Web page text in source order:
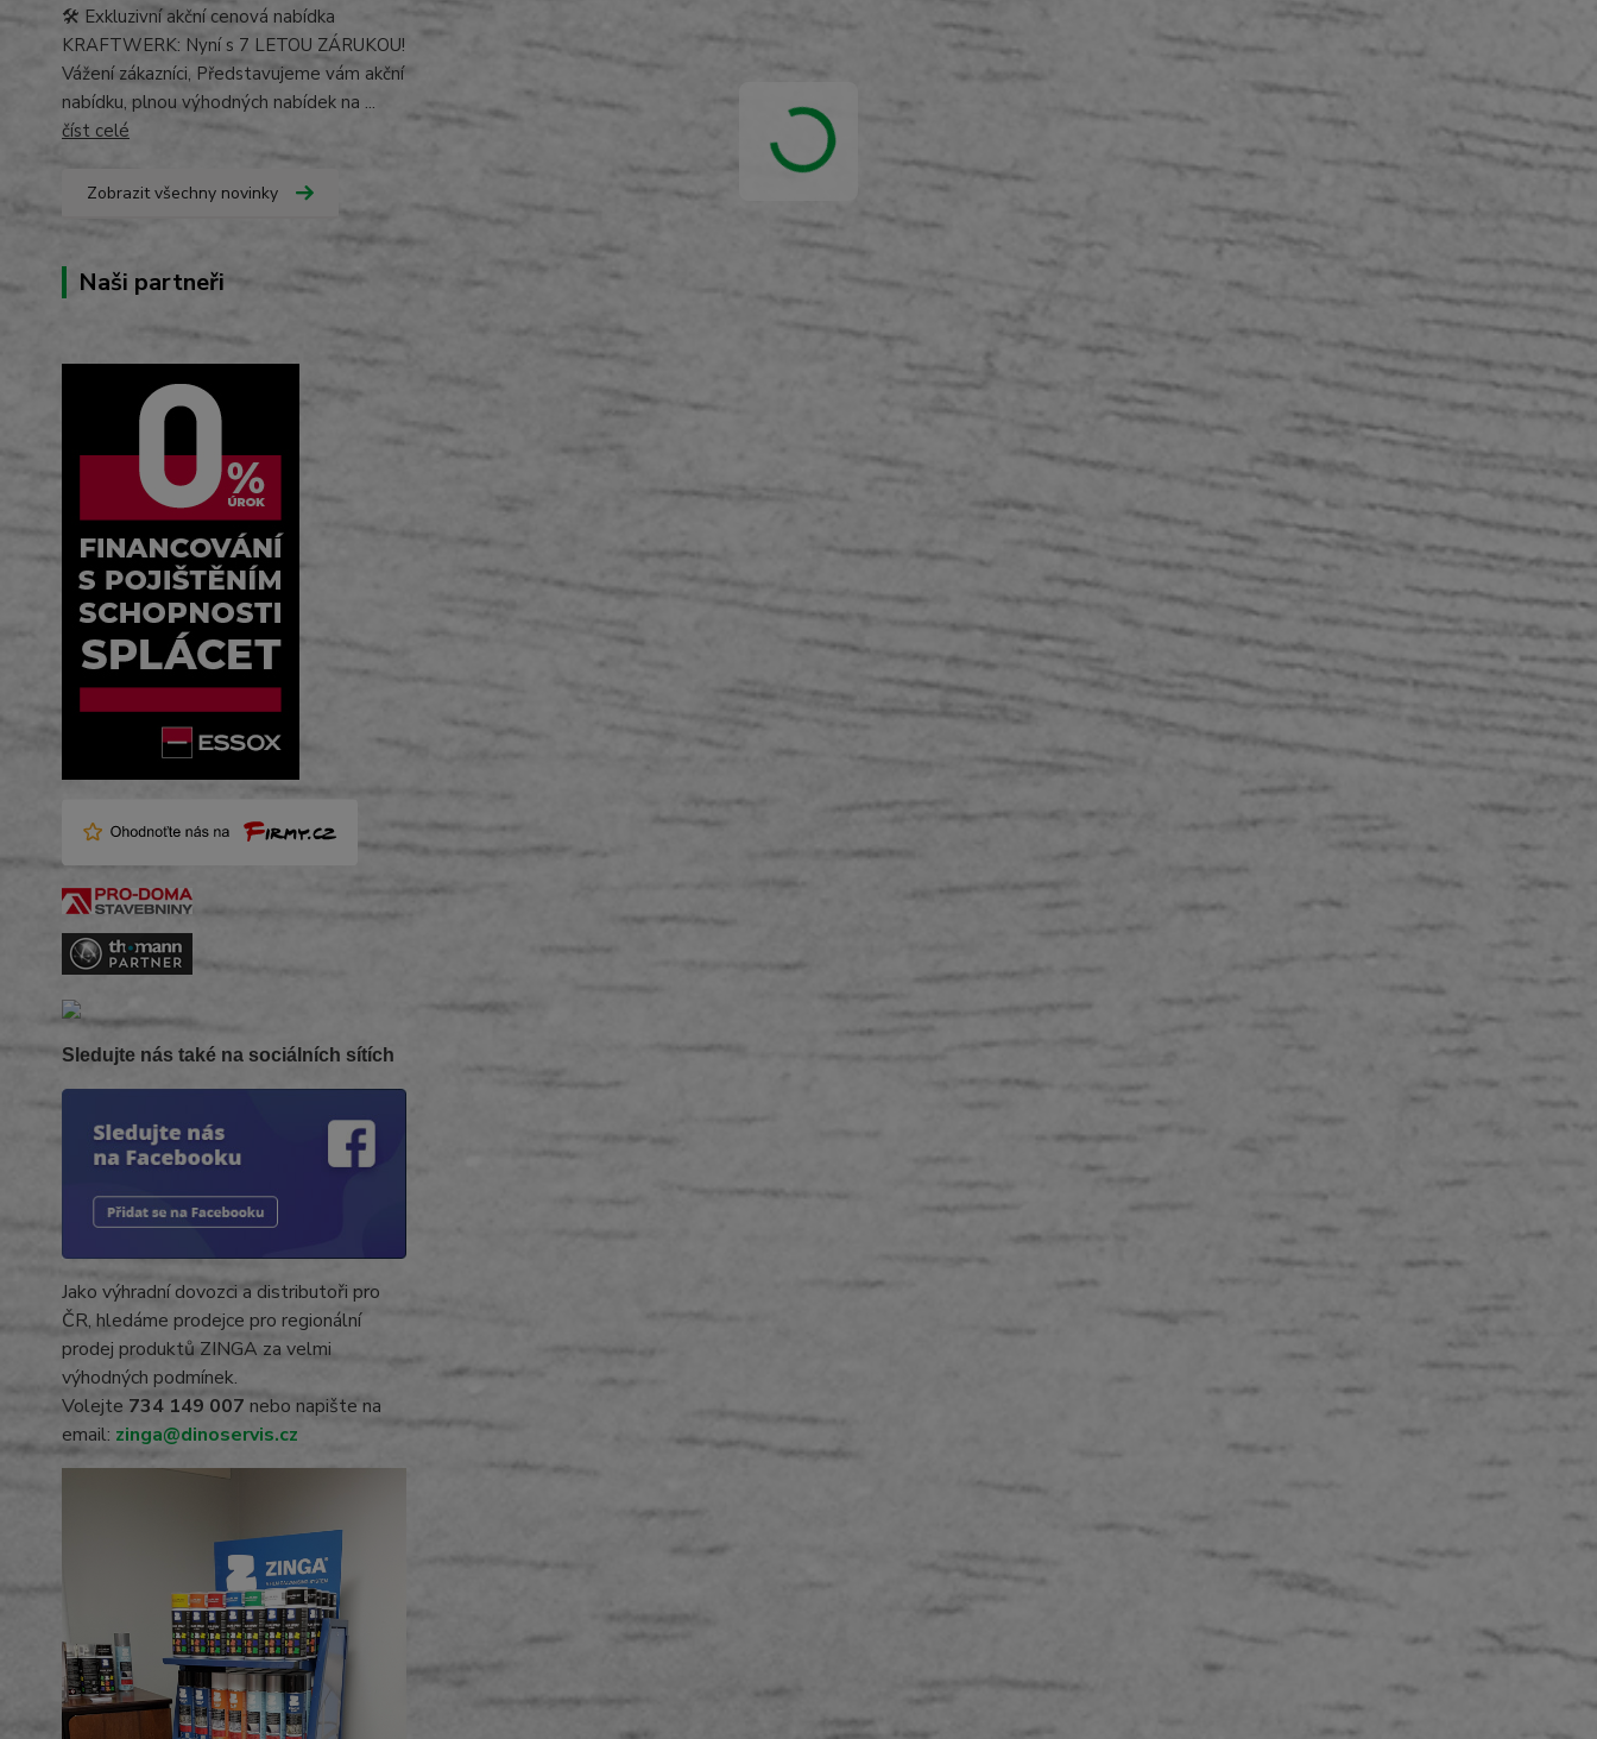
🛠️ Exkluzivní akční cenová nabídka
KRAFTWERK: Nyní s 7 LETOU ZÁRUKOU!
Vážení zákazníci, Představujeme vám akční
nabídku, plnou výhodných nabídek na ...
číst celé
Zobrazit všechny novinky
Naši partneři
Sledujte nás také na sociálních sítích
Jako výhradní dovozci a distributoři pro
ČR, hledáme prodejce pro regionální
prodej produktů ZINGA za velmi
výhodných podmínek.
Volejte 734 149 007 nebo napište na
email: zinga@dinoservis.cz